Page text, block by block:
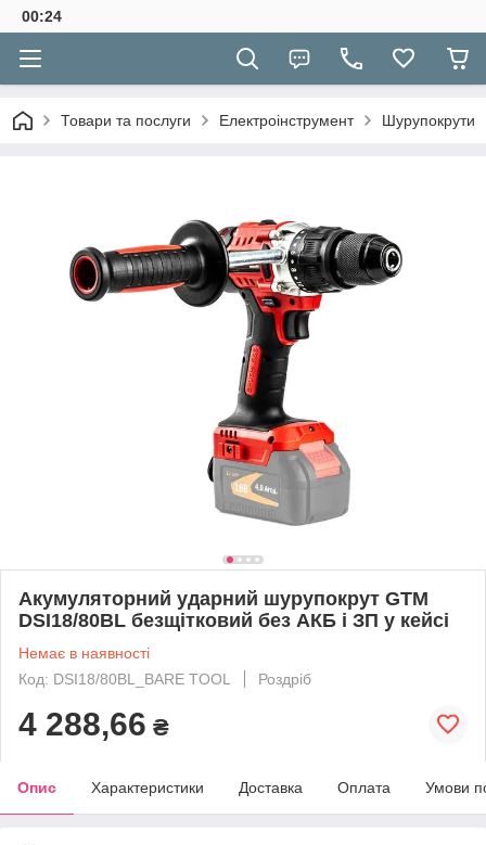
00:24
Товари та послуги Електроінструмент Шурупокрути
Акумуляторний ударний шурупокрут GTM
DSI18/80BL безщітковий без АКБ і ЗП у кейсі
Немає в наявності
Код: DSI18/80BL_BARE TOOL
Роздріб
4 288,66 ₴
Опис Характеристики Доставка Оплата Умови